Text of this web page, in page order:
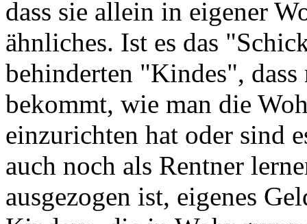
dass sie allein in eigener
ähnliches. Ist es das
behinderten "Kindes",
bekommt, wie man die
einzurichten hat oder sind
auch noch als Rentner
ausgezogen ist, eigenes